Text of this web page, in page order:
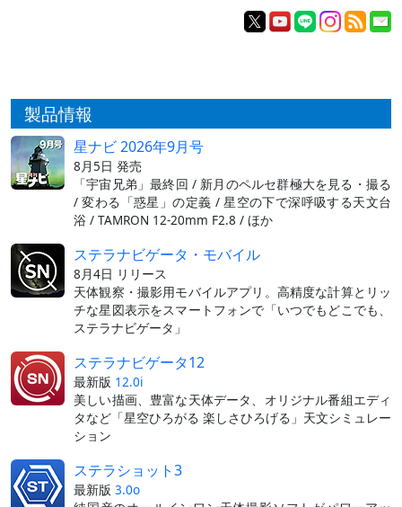
製品情報
星ナビ 2026年9月号
8月5日 発売
「宇宙兄弟」最終回 / 新月のペルセ群極大を見る・撮る
/ 変わる「惑星」の定義 / 星空の下で深呼吸する天文台
浴 / TAMRON 12-20mm F2.8 / ほか
ステラナビゲータ・モバイル
8月4日 リリース
天体観察・撮影用モバイルアプリ。高精度な計算とリッ
チな星図表示をスマートフォンで「いつでもどこでも、
ステラナビゲータ」
ステラナビゲータ12
最新版 12.0i
美しい描画、豊富な天体データ、オリジナル番組エディ
タなど「星空ひろがる 楽しさひろげる」天文シミュレー
ション
ステラショット3
最新版 3.0o